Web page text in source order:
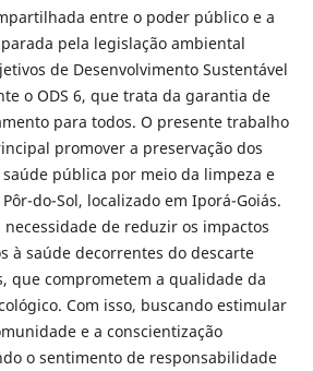
entre o poder público e a
pela legislação ambiental
de Desenvolvimento Sustentável
o ODS 6, que trata da garantia de
para todos. O presente trabalho
promover a preservação dos
pública por meio da limpeza e
do-Sol, localizado em Iporá-Goiás.
de reduzir os impactos
à saúde decorrentes do descarte
que comprometem a qualidade da
Com isso, buscando estimular
e a conscientização
o sentimento de responsabilidade